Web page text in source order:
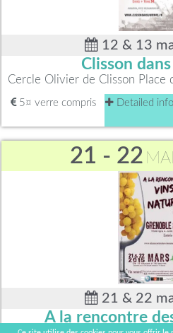
12 & 13
Clisson
Cercle Olivier de Clisson Place
5¤ verre compris Detailed
21 - 22
21 & 22
A la rencontre